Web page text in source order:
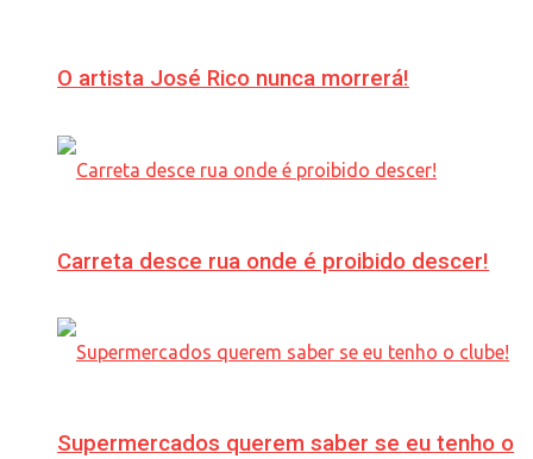
O artista José Rico nunca morrerá!
Carreta desce rua onde é proibido descer!
Supermercados querem saber se eu tenho o